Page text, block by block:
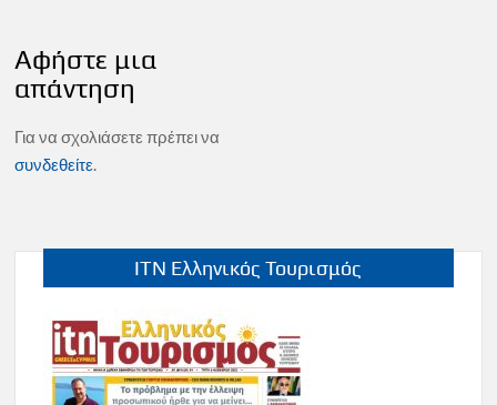
Αφήστε μια
απάντηση
Για να σχολιάσετε πρέπει να
συνδεθείτε.
ITN Ελληνικός Τουρισμός